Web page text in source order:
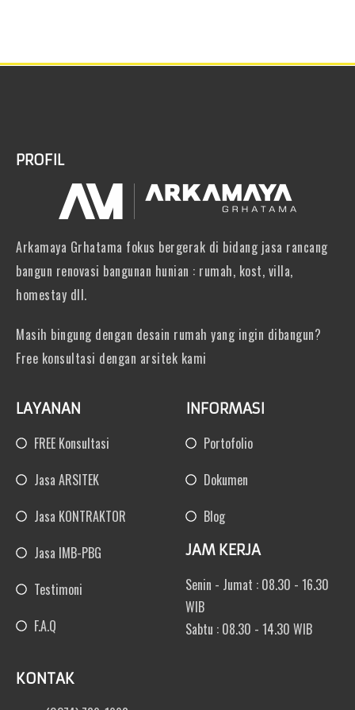
PROFIL
Arkamaya Grhatama fokus bergerak di bidang jasa rancang
bangun renovasi bangunan hunian : rumah, kost, villa,
homestay dll.
Masih bingung dengan desain rumah yang ingin dibangun?
Free konsultasi dengan arsitek kami
LAYANAN
FREE Konsultasi
Jasa ARSITEK
Jasa KONTRAKTOR
Jasa IMB-PBG
Testimoni
F.A.Q
INFORMASI
Portofolio
Dokumen
Blog
JAM KERJA
Senin - Jumat : 08.30 - 16.30
WIB
Sabtu : 08.30 - 14.30 WIB
KONTAK